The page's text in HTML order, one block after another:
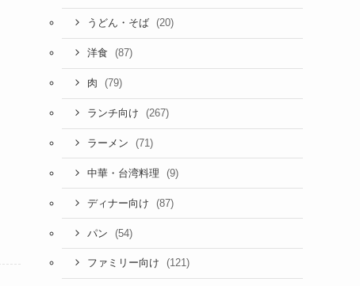
うどん・そば (20)
洋食 (87)
肉 (79)
ランチ向け (267)
ラーメン (71)
中華・台湾料理 (9)
ディナー向け (87)
パン (54)
ファミリー向け (121)